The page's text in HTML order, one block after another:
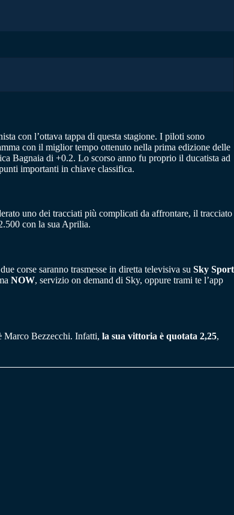
con l’ottava tappa di questa stagione. I piloti sono
con il miglior tempo ottenuto nella prima edizione delle
Bagnaia di +0.2. Lo scorso anno fu proprio il ducatista ad
importanti in chiave classifica.
uno dei tracciati più complicati da affrontare, il tracciato
con la sua Aprilia.
corse saranno trasmesse in diretta televisiva su Sky Sport
NOW, servizio on demand di Sky, oppure trami te l’app
Marco Bezzecchi. Infatti, la sua vittoria è quotata 2,25,